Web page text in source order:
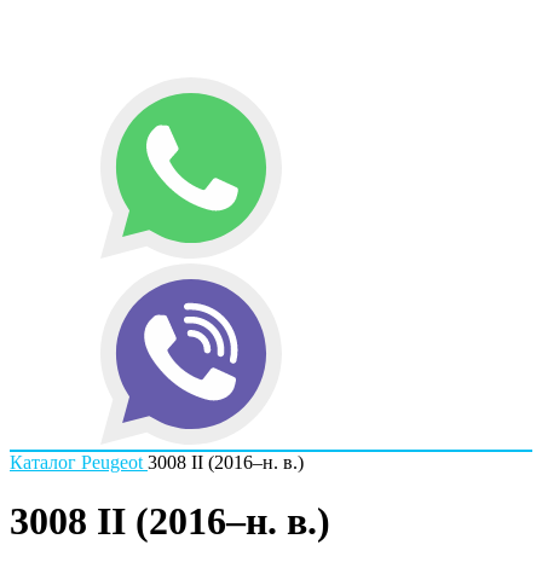
Каталог Peugeot 3008 II (2016–н. в.)
3008 II (2016–н. в.)